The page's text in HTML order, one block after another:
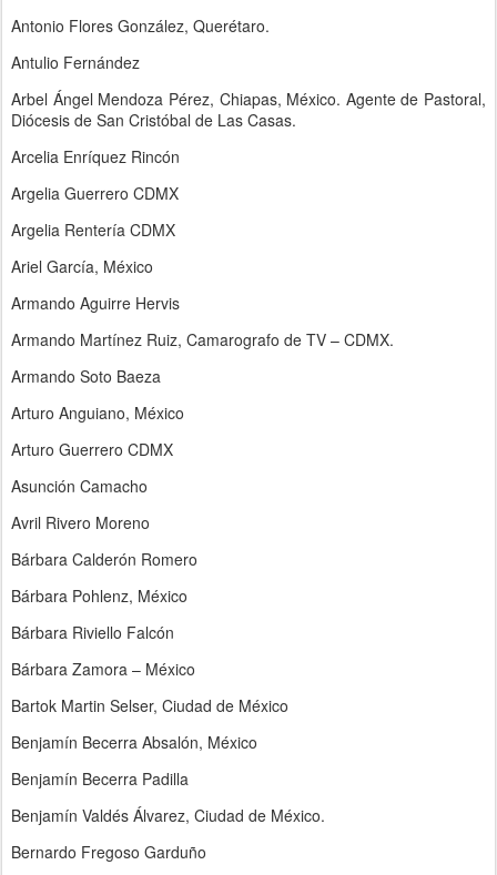
Antonio Flores González, Querétaro.
Antulio Fernández
Arbel Ángel Mendoza Pérez, Chiapas, México. Agente de Pastoral,
Diócesis de San Cristóbal de Las Casas.
Arcelia Enríquez Rincón
Argelia Guerrero CDMX
Argelia Rentería CDMX
Ariel García, México
Armando Aguirre Hervis
Armando Martínez Ruiz, Camarografo de TV – CDMX.
Armando Soto Baeza
Arturo Anguiano, México
Arturo Guerrero CDMX
Asunción Camacho
Avril Rivero Moreno
Bárbara Calderón Romero
Bárbara Pohlenz, México
Bárbara Riviello Falcón
Bárbara Zamora – México
Bartok Martin Selser, Ciudad de México
Benjamín Becerra Absalón, México
Benjamín Becerra Padilla
Benjamín Valdés Álvarez, Ciudad de México.
Bernardo Fregoso Garduño